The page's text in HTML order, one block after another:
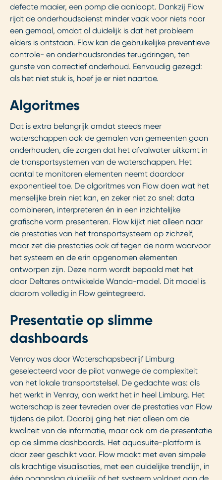
defecte maaier, een pomp die aanloopt. Dankzij Flow
rijdt de onderhoudsdienst minder vaak voor niets naar
een gemaal, omdat al duidelijk is dat het probleem
elders is ontstaan. Flow kan de gebruikelijke preventieve
controle- en onderhoudsrondes terugdringen, ten
gunste van correctief onderhoud. Eenvoudig gezegd:
als het niet stuk is, hoef je er niet naartoe.
Algoritmes
Dat is extra belangrijk omdat steeds meer
waterschappen ook de gemalen van gemeenten gaan
onderhouden, die zorgen dat het afvalwater uitkomt in
de transportsystemen van de waterschappen. Het
aantal te monitoren elementen neemt daardoor
exponentieel toe. De algoritmes van Flow doen wat het
menselijke brein niet kan, en zeker niet zo snel: data
combineren, interpreteren én in een inzichtelijke
grafische vorm presenteren. Flow kijkt niet alleen naar
de prestaties van het transportsysteem op zichzelf,
maar zet die prestaties ook af tegen de norm waarvoor
het systeem en de erin opgenomen elementen
ontworpen zijn. Deze norm wordt bepaald met het
door Deltares ontwikkelde Wanda-model. Dit model is
daarom volledig in Flow geïntegreerd.
Presentatie op slimme
dashboards
Venray was door Waterschapsbedrijf Limburg
geselecteerd voor de pilot vanwege de complexiteit
van het lokale transportstelsel. De gedachte was: als
het werkt in Venray, dan werkt het in heel Limburg. Het
waterschap is zeer tevreden over de prestaties van Flow
tijdens de pilot. Daarbij ging het niet alleen om de
kwaliteit van de informatie, maar ook om de presentatie
op de slimme dashboards. Het aquasuite-platform is
daar zeer geschikt voor. Flow maakt met even simpele
als krachtige visualisaties, met een duidelijke trendlijn, in
één oogopslag duidelijk of het systeem voldoet aan de